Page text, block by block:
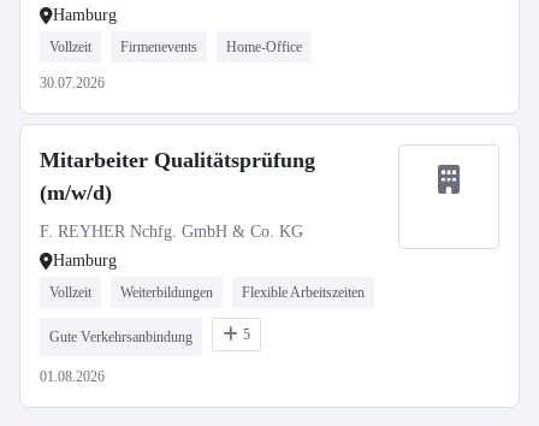
Hamburg
Vollzeit Firmenevents Home-Office
30.07.2026
Mitarbeiter Qualitätsprüfung
(m/w/d)
F. REYHER Nchfg. GmbH & Co. KG
Hamburg
Vollzeit Weiterbildungen Flexible Arbeitszeiten
Gute Verkehrsanbindung 5
01.08.2026